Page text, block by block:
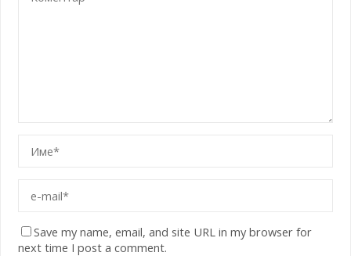
Save my name, email, and site URL in my browser for
next time I post a comment.